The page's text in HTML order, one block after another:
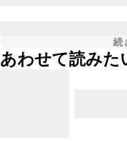
続
あわせて読みた